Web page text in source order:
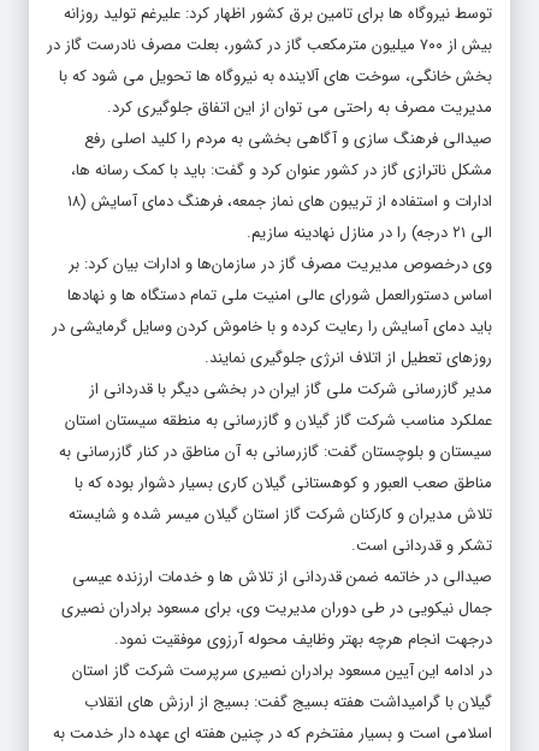
توسط نیروگاه ها برای تامین برق کشور اظهار کرد: علیرغم تولید روزانه
بیش از ۷۰۰ میلیون مترمکعب گاز در کشور، بعلت مصرف نادرست گاز در
بخش خانگی، سوخت های آلاینده به نیروگاه ها تحویل می شود که با
مدیریت مصرف به راحتی می توان از این اتفاق جلوگیری کرد.
صیدالی فرهنگ سازی و آگاهی بخشی به مردم را کلید اصلی رفع
مشکل ناترازی گاز در کشور عنوان کرد و گفت: باید با کمک رسانه ها،
ادارات و استفاده از تریبون های نماز جمعه، فرهنگ دمای آسایش (۱۸
الی ۲۱ درجه) را در منازل نهادینه سازیم.
وی درخصوص مدیریت مصرف گاز در سازمان‌ها و ادارات بیان کرد: بر
اساس دستورالعمل شورای عالی امنیت ملی تمام دستگاه ها و نهادها
باید دمای آسایش را رعایت کرده و با خاموش کردن وسایل گرمایشی در
روزهای تعطیل از اتلاف انرژی جلوگیری نمایند.
مدیر گازرسانی شرکت ملی گاز ایران در بخشی دیگر با قدردانی از
عملکرد مناسب شرکت گاز گیلان و گازرسانی به منطقه سیستان استان
سیستان و بلوچستان گفت: گازرسانی به آن مناطق در کنار گازرسانی به
مناطق صعب العبور و کوهستانی گیلان کاری بسیار دشوار بوده که با
تلاش مدیران و کارکنان شرکت گاز استان گیلان میسر شده و شایسته
تشکر و قدردانی است.
صیدالی در خاتمه ضمن قدردانی از تلاش ها و خدمات ارزنده عیسی
جمال نیکویی در طی دوران مدیریت وی، برای مسعود برادران نصیری
درجهت انجام هرچه بهتر وظایف محوله آرزوی موفقیت نمود.
در ادامه این آیین مسعود برادران نصیری سرپرست شرکت گاز استان
گیلان با گرامیداشت هفته بسیج گفت: بسیج از ارزش های انقلاب
اسلامی است و بسیار مفتخرم که در چنین هفته ای عهده دار خدمت به